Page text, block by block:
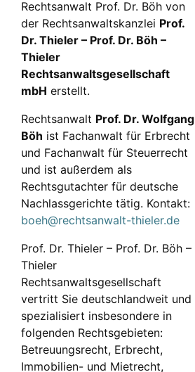
Rechtsanwalt Prof. Dr. Böh von
der Rechtsanwaltskanzlei Prof.
Dr. Thieler – Prof. Dr. Böh –
Thieler
Rechtsanwaltsgesellschaft
mbH erstellt.
Rechtsanwalt Prof. Dr. Wolfgang
Böh ist Fachanwalt für Erbrecht
und Fachanwalt für Steuerrecht
und ist außerdem als
Rechtsgutachter für deutsche
Nachlassgerichte tätig. Kontakt:
boeh@rechtsanwalt-thieler.de
Prof. Dr. Thieler – Prof. Dr. Böh –
Thieler
Rechtsanwaltsgesellschaft
vertritt Sie deutschlandweit und
spezialisiert insbesondere in
folgenden Rechtsgebieten:
Betreuungsrecht, Erbrecht,
Immobilien- und Mietrecht,